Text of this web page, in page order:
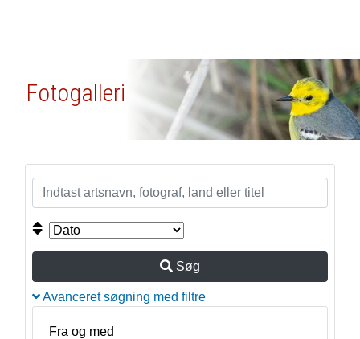
Fotogalleri
Søg
Avanceret søgning med filtre
Fra og med